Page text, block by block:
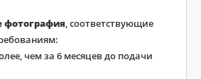
, соответствующие
чем за 6 месяцев до подачи